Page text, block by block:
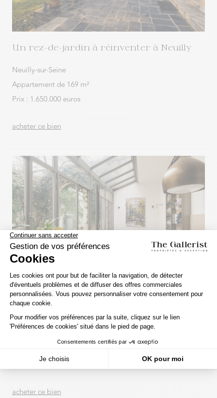
Un rez-de-jardin à réinventer à Neuilly
Neuilly-sur-Seine
Appartement de 169 m²
Prix : 1.650.000 euros
acheter ce bien
Un charmant hôtel particulier au cœur
de la Plaine Monceau
Prix : 4.690.000 euros
acheter ce bien